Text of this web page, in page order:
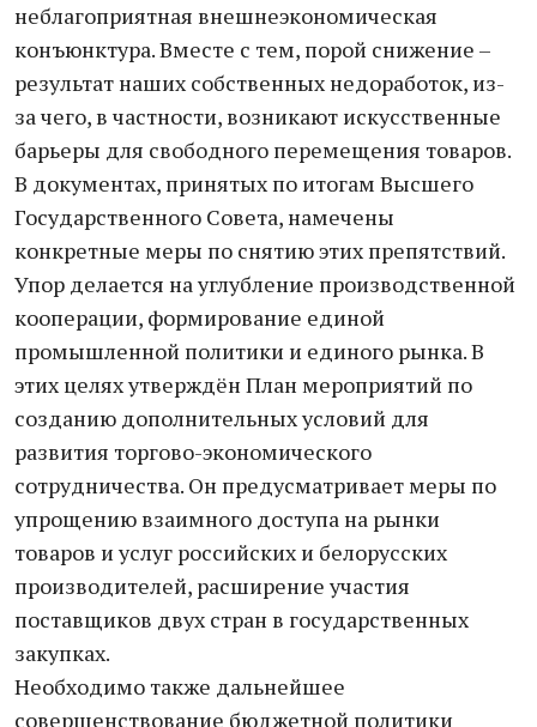
неблагоприятная внешнеэкономическая
конъюнктура. Вместе с тем, порой снижение –
результат наших собственных недоработок, из-
за чего, в частности, возникают искусственные
барьеры для свободного перемещения товаров.
В документах, принятых по итогам Высшего
Государственного Совета, намечены
конкретные меры по снятию этих препятствий.
Упор делается на углубление производственной
кооперации, формирование единой
промышленной политики и единого рынка. В
этих целях утверждён План мероприятий по
созданию дополнительных условий для
развития торгово-экономического
сотрудничества. Он предусматривает меры по
упрощению взаимного доступа на рынки
товаров и услуг российских и белорусских
производителей, расширение участия
поставщиков двух стран в государственных
закупках.
Необходимо также дальнейшее
совершенствование бюджетной политики